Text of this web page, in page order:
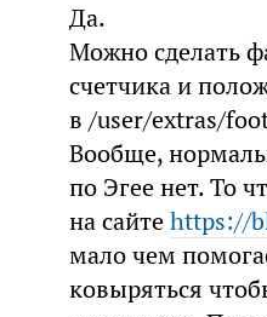
Да.
Можно сделать
счетчика и
в /user/extras/
Вообще,
по Эгее нет. То
на сайтеhttps://
мало чем
ковыряться